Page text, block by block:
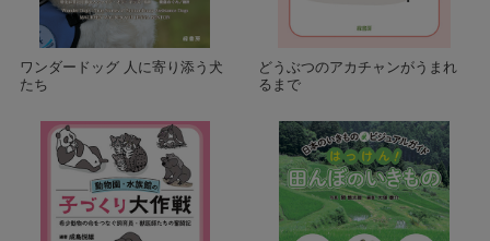
ワンダードッグ 人に寄り添う犬
たち
どうぶつのアカチャンがうまれ
るまで